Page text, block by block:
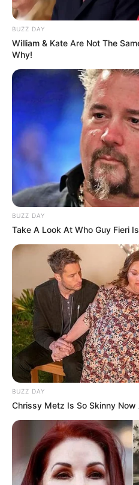
BUZZ DAY
William & Kate Are Not The
Why!
BUZZ DAY
Take A Look At Who Guy Fieri
BUZZ DAY
Chrissy Metz Is So Skinny